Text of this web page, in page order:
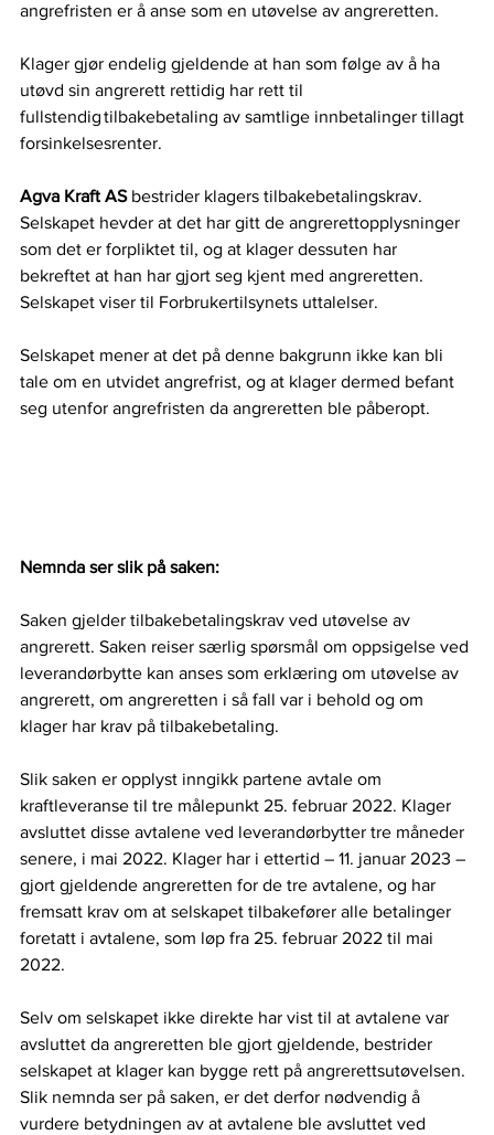
angrefristen er å anse som en utøvelse av angreretten.
Klager gjør endelig gjeldende at han som følge av å ha
utøvd sin angrerett rettidig har rett til
fullstendig tilbakebetaling av samtlige innbetalinger tillagt
forsinkelsesrenter.
Agva Kraft AS bestrider klagers tilbakebetalingskrav.
Selskapet hevder at det har gitt de angrerettopplysninger
som det er forpliktet til, og at klager dessuten har
bekreftet at han har gjort seg kjent med angreretten.
Selskapet viser til Forbrukertilsynets uttalelser.
Selskapet mener at det på denne bakgrunn ikke kan bli
tale om en utvidet angrefrist, og at klager dermed befant
seg utenfor angrefristen da angreretten ble påberopt.
Nemnda ser slik på saken:
Saken gjelder tilbakebetalingskrav ved utøvelse av
angrerett. Saken reiser særlig spørsmål om oppsigelse ved
leverandørbytte kan anses som erklæring om utøvelse av
angrerett, om angreretten i så fall var i behold og om
klager har krav på tilbakebetaling.
Slik saken er opplyst inngikk partene avtale om
kraftleveranse til tre målepunkt 25. februar 2022. Klager
avsluttet disse avtalene ved leverandørbytter tre måneder
senere, i mai 2022. Klager har i ettertid – 11. januar 2023 –
gjort gjeldende angreretten for de tre avtalene, og har
fremsatt krav om at selskapet tilbakefører alle betalinger
foretatt i avtalene, som løp fra 25. februar 2022 til mai
2022.
Selv om selskapet ikke direkte har vist til at avtalene var
avsluttet da angreretten ble gjort gjeldende, bestrider
selskapet at klager kan bygge rett på angrerettsutøvelsen.
Slik nemnda ser på saken, er det derfor nødvendig å
vurdere betydningen av at avtalene ble avsluttet ved